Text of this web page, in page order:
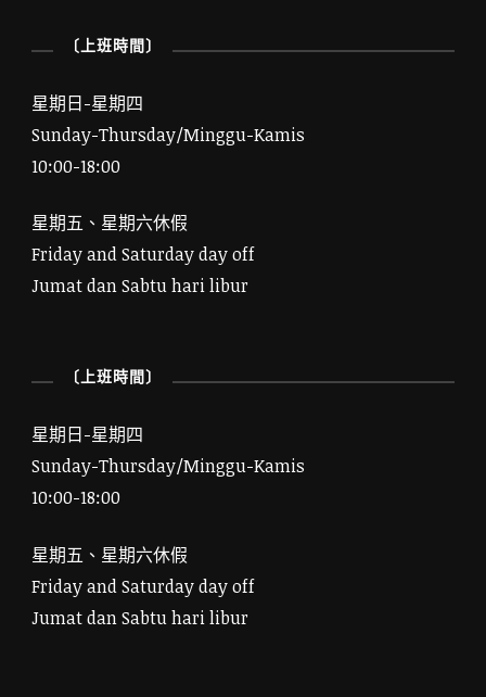
〔上班時間〕
星期日-星期四
Sunday-Thursday/Minggu-Kamis
10:00-18:00
星期五、星期六休假
Friday and Saturday day off
Jumat dan Sabtu hari libur
〔上班時間〕
星期日-星期四
Sunday-Thursday/Minggu-Kamis
10:00-18:00
星期五、星期六休假
Friday and Saturday day off
Jumat dan Sabtu hari libur